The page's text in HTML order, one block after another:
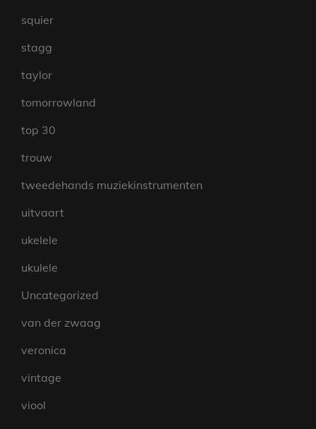
squier
stagg
taylor
tomorrowland
top 30
trouw
tweedehands muziekinstrumenten
uitvaart
ukelele
ukulele
Uncategorized
van der zwaag
veronica
vintage
viool